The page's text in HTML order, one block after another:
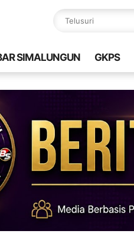
SIMALUNGUN GKPS